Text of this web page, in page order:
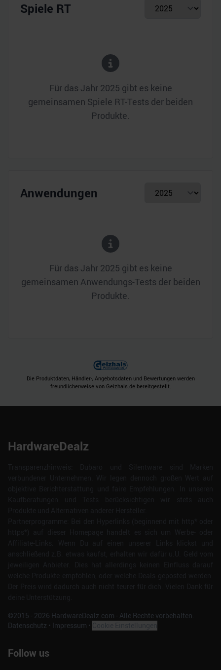
Spiele RT
Für das Jahr 2025 gibt es keine
gemeinsamen Spiele RT-Tests der beiden
Produkte.
Anwendungen
Für das Jahr 2025 gibt es keine
gemeinsamen Anwendungs-Tests der beiden
Produkte.
Die Produktdaten, Händler-, Angebotsdaten und Bewertungen werden
freundlicherweise von Geizhals.de bereitgestellt.
HardwareDealz
©2015 - 2026 HardwareDealz.com - Alle Rechte vorbehalten.
Datenschutz • Impressum •
Follow us